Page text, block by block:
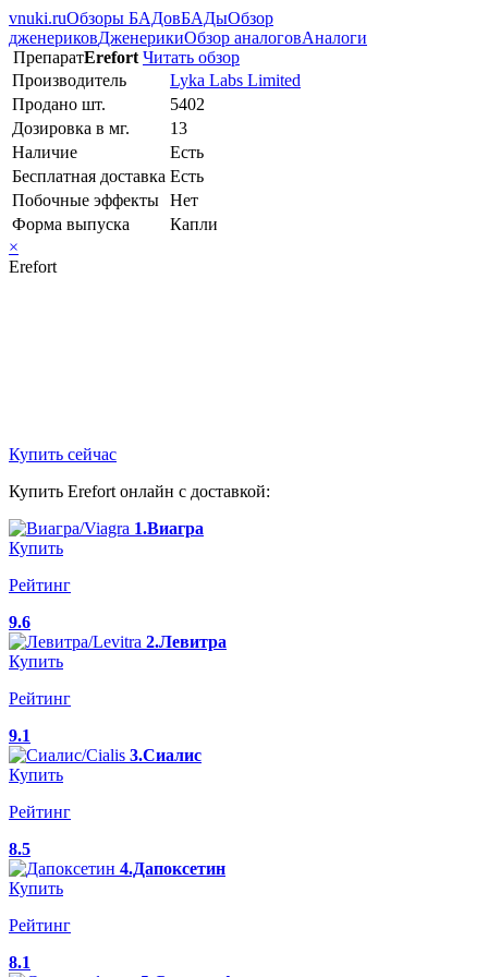
vnuki.ruОбзоры БАДовБАДыОбзор
дженериковДженерикиОбзор аналоговАналоги
ПрепаратErefort Читать обзор
Производитель
Lyka Labs Limited
Продано шт.
5402
Дозировка в мг.
13
Наличие
Есть
Бесплатная доставка Есть
Побочные эффекты Нет
Форма выпуска
Капли
×
Erefort
Купить сейчас
Купить Erefort онлайн с доставкой:
1.Виагра
Купить
Рейтинг
9.6
2.Левитра
Купить
Рейтинг
9.1
3.Сиалис
Купить
Рейтинг
8.5
4.Дапоксетин
Купить
Рейтинг
8.1